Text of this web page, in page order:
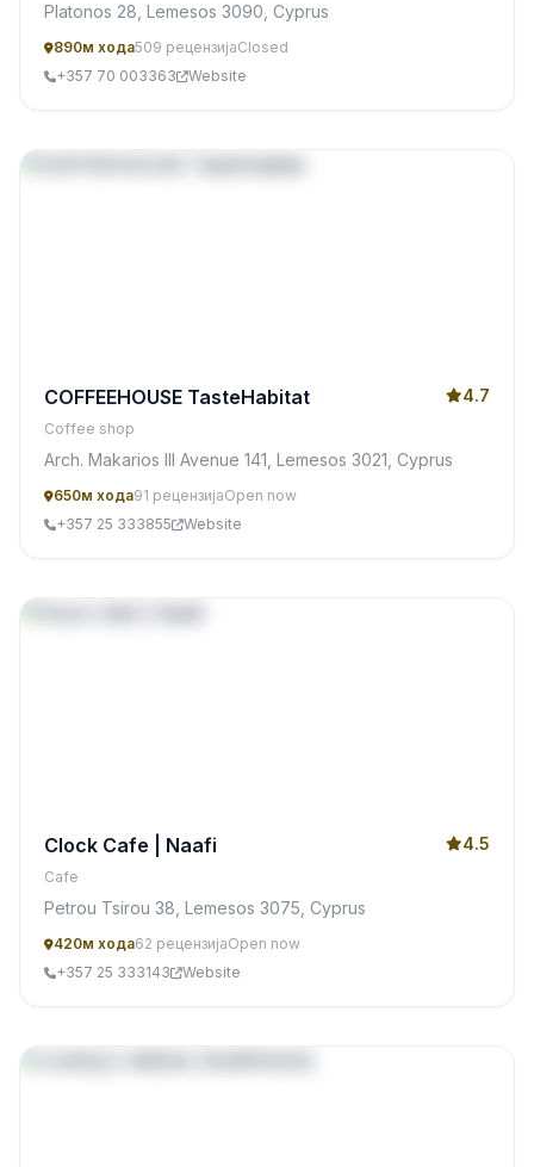
Platonos 28, Lemesos 3090, Cyprus
890м хода509 рецензијаClosed
+357 70 003363
Website
COFFEEHOUSE TasteHabitat 4.7
Coffee shop
Arch. Makarios III Avenue 141, Lemesos 3021, Cyprus
650м хода91 рецензијаOpen now
+357 25 333855
Website
Clock Cafe | Naafi 4.5
Cafe
Petrou Tsirou 38, Lemesos 3075, Cyprus
420м хода62 рецензијаOpen now
+357 25 333143
Website